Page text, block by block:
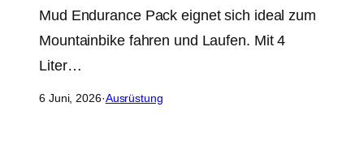
Mud Endurance Pack eignet sich ideal zum
Mountainbike fahren und Laufen. Mit 4
Liter…
6 Juni, 2026·Ausrüstung